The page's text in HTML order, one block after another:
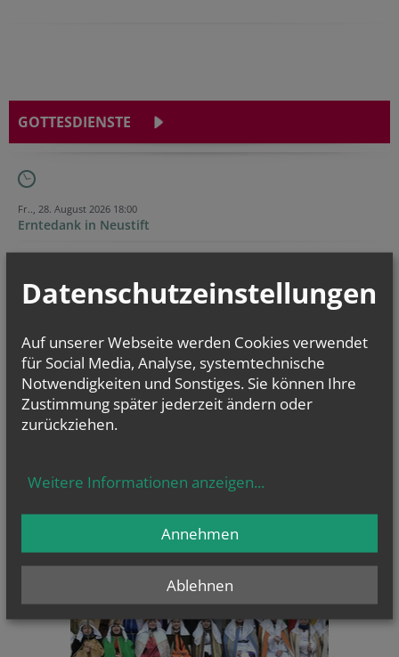
GOTTESDIENSTE
Fr.., 28. August 2026 18:00
Erntedank in Neustift
Fr.., 11. September 2026 14:00
Evangelium
von heute
Mt 16, 24-28
Um welchen Preis kann ein Mensch sein Leben zurückkaufen?
Datenschutzeinstellungen
Auf unserer Webseite werden Cookies verwendet
für Social Media, Analyse, systemtechnische
Notwendigkeiten und Sonstiges. Sie können Ihre
Zustimmung später jederzeit ändern oder
zurückziehen.
Weitere Informationen anzeigen...
Ablehnen
Annehmen